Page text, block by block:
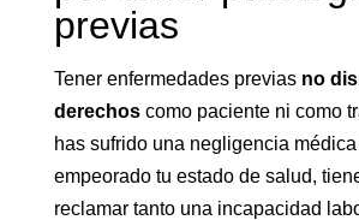
previas
Tener enfermedades previas no
derechoscomo paciente ni como
has sufrido una negligencia
empeorado tu estado de salud,
reclamar tanto una incapacidad